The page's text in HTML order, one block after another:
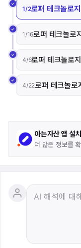
1/2로퍼 테크놀로
1/16로퍼 테크놀로
4/6로퍼 테크놀로
4/22로퍼 테크놀로
아는자산 앱 설
더 많은 정보를